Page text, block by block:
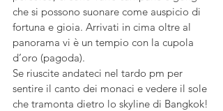
che si possono suonare come auspicio di
fortuna e gioia. Arrivati in cima oltre al
panorama vi è un tempio con la cupola
d’oro (pagoda).
Se riuscite andateci nel tardo pm per
sentire il canto dei monaci e vedere il sole
che tramonta dietro lo skyline di Bangkok!